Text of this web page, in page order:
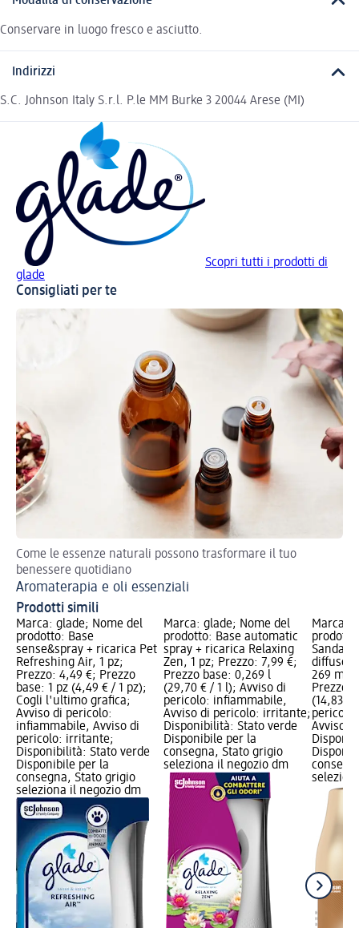
Conservare in luogo fresco e asciutto.
Indirizzi
S.C. Johnson Italy S.r.l. P.le MM Burke 3 20044 Arese (MI)
Scopri tutti i prodotti di
glade
Consigliati per te
Come le essenze naturali possono trasformare il tuo
benessere quotidiano
Aromaterapia e oli essenziali
Prodotti simili
Marca: glade; Nome del
prodotto: Base
sense&spray + ricarica Pet
Refreshing Air, 1 pz;
Prezzo: 4,49 €; Prezzo
base: 1 pz (4,49 € / 1 pz);
Cogli l'ultimo grafica;
Avviso di pericolo:
infiammabile, Avviso di
pericolo: irritante;
Disponibilità: Stato verde
Disponibile per la
consegna, Stato grigio
seleziona il negozio dm
Marca: glade; Nome del
prodotto: Base automatic
spray + ricarica Relaxing
Zen, 1 pz; Prezzo: 7,99 €;
Prezzo base: 0,269 l
(29,70 € / 1 l); Avviso di
pericolo: infiammabile,
Avviso di pericolo: irritante;
Disponibilità: Stato verde
Disponibile per la
consegna, Stato grigio
seleziona il negozio dm
Marca:
269 ml;
Prezzo
(14,83 €
Avviso